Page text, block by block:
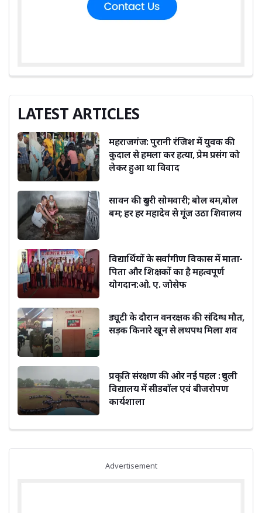
LATEST ARTICLES
महराजगंज: पुरानी रंजिश में युवक की
कुदाल से हमला कर हत्या, प्रेम प्रसंग को
लेकर हुआ था विवाद
सावन की दुसरी सोमवारी; बोल बम,बोल
बम; हर हर महादेव से गूंज उठा शिवालय
विद्यार्थियों के सर्वांगीण विकास में माता-
पिता और शिक्षकों का है महत्वपूर्ण
योगदान:ओ. ए. जोसेफ
ड्यूटी के दौरान वनरक्षक की संदिग्ध मौत,
सड़क किनारे खून से लथपथ मिला शव
प्रकृति संरक्षण की ओर नई पहल : दुधली
विद्यालय में सीडबॉल एवं बीजरोपण
कार्यशाला
Advertisement